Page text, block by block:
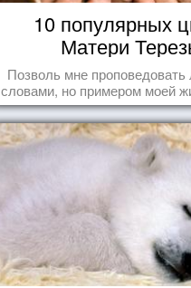
10 популярных
Матери
Позволь мне
словами, но примером моей
влечения, воодушевляющим